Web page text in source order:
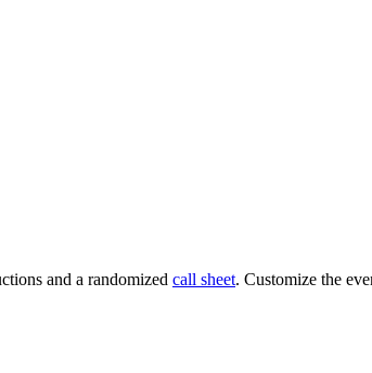
and a randomized call sheet. Customize the